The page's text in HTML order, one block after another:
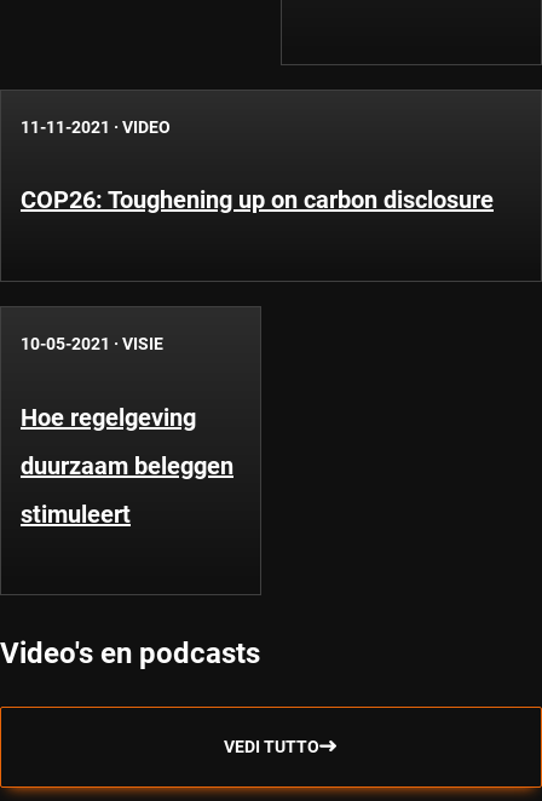
11-11-2021 · VIDEO
COP26: Toughening up on carbon disclosure
10-05-2021 · VISIE
Hoe regelgeving
duurzaam beleggen
stimuleert
Video's en podcasts
VEDI TUTTO